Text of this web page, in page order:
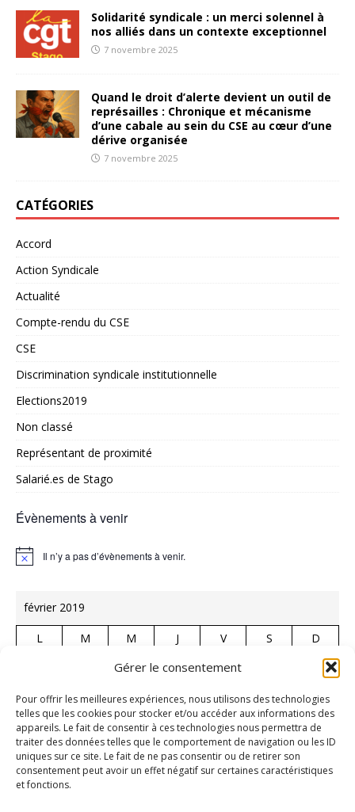
Gérer le consentement
Pour offrir les meilleures expériences, nous utilisons des technologies
telles que les cookies pour stocker et/ou accéder aux informations des
appareils. Le fait de consentir à ces technologies nous permettra de
traiter des données telles que le comportement de navigation ou les ID
uniques sur ce site. Le fait de ne pas consentir ou de retirer son
consentement peut avoir un effet négatif sur certaines caractéristiques
et fonctions.
Solidarité syndicale : un merci solennel à
nos alliés dans un contexte exceptionnel
7 novembre 2025
Quand le droit d’alerte devient un outil de
représailles : Chronique et mécanisme
d’une cabale au sein du CSE au cœur d’une
dérive organisée
7 novembre 2025
CATÉGORIES
Accord
Action Syndicale
Actualité
Compte-rendu du CSE
CSE
Discrimination syndicale institutionnelle
Elections2019
Non classé
Représentant de proximité
Salarié.es de Stago
Évènements à venir
N
e
Il n’y a pas d’évènements à venir.
février 2019
L M M J V S
D
1
11
12 13 14 15 16
17
18
19 20 21 22 23
24
25
26 27 28